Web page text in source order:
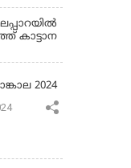
കാട്ടാന
2024